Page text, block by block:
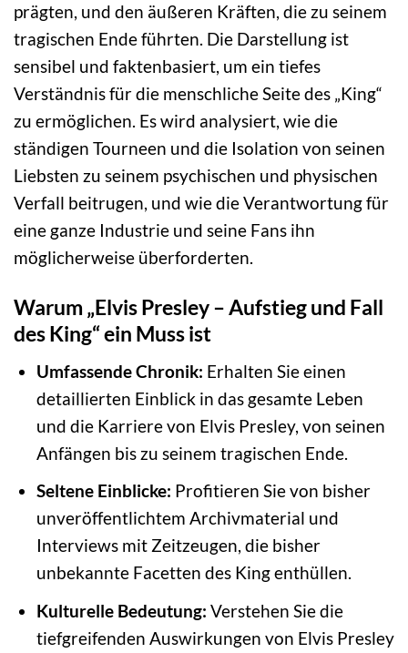
prägten, und den äußeren Kräften, die zu seinem
tragischen Ende führten. Die Darstellung ist
sensibel und faktenbasiert, um ein tiefes
Verständnis für die menschliche Seite des „King“
zu ermöglichen. Es wird analysiert, wie die
ständigen Tourneen und die Isolation von seinen
Liebsten zu seinem psychischen und physischen
Verfall beitrugen, und wie die Verantwortung für
eine ganze Industrie und seine Fans ihn
möglicherweise überforderten.
Warum „Elvis Presley – Aufstieg und Fall
des King“ ein Muss ist
Umfassende Chronik: Erhalten Sie einen
detaillierten Einblick in das gesamte Leben
und die Karriere von Elvis Presley, von seinen
Anfängen bis zu seinem tragischen Ende.
Seltene Einblicke: Profitieren Sie von bisher
unveröffentlichtem Archivmaterial und
Interviews mit Zeitzeugen, die bisher
unbekannte Facetten des King enthüllen.
Kulturelle Bedeutung: Verstehen Sie die
tiefgreifenden Auswirkungen von Elvis Presley